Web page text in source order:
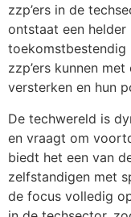
zzp’ers in de
ontstaat een
toekomstbestendig
zzp’ers kunnen
versterken en hun
De techwereld is
en vraagt om
biedt het een van
zelfstandigen met
de focus volledig